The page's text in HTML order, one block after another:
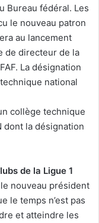
Bureau fédéral. Les
le nouveau patron
au lancement
de directeur de la
La désignation
national
collège technique
dont la désignation
de la Ligue 1
nouveau président
le temps n’est pas
et atteindre les